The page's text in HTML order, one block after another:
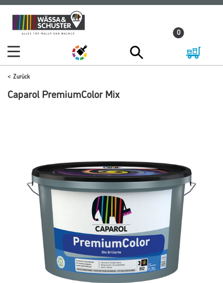
Zum
Inhalt
Zum
Navigationsmenü
0
Zurück
Caparol PremiumColor Mix